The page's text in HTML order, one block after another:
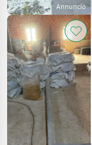
Annuncio